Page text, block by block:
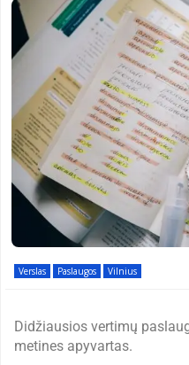
Verslas Paslaugos Vilnius
Didžiausios vertimų
metines apyvartas.